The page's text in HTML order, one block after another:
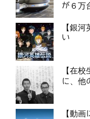
が６万
【銀
い
【在
に、他
【動